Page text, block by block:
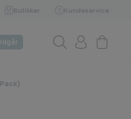
4.9 på Trustpilot
Butikker Kundeservice